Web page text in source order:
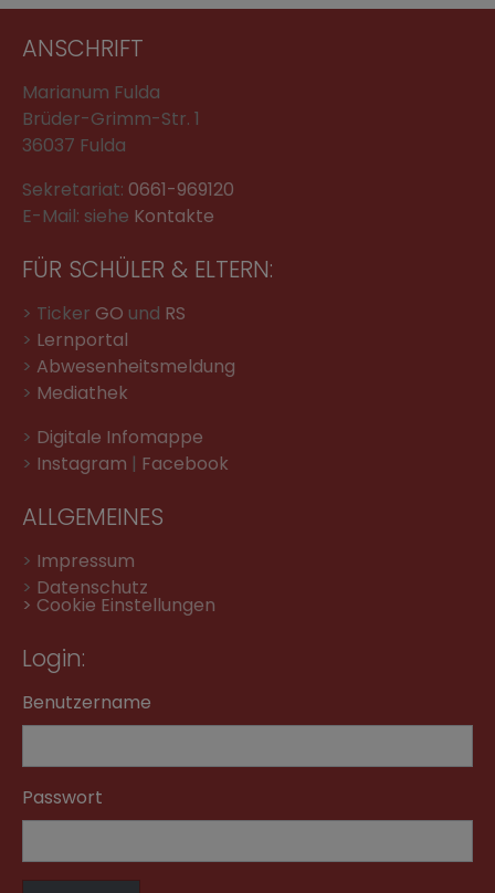
ANSCHRIFT
Marianum Fulda
Brüder-Grimm-Str. 1
36037 Fulda
Sekretariat: 0661-969120
E-Mail: siehe Kontakte
FÜR SCHÜLER & ELTERN:
> Ticker GO und RS
> Lernportal
> Abwesenheitsmeldung
> Mediathek
> Digitale Infomappe
> Instagram | Facebook
ALLGEMEINES
> Impressum
> Datenschutz
> Cookie Einstellungen
Login:
Benutzername
Passwort